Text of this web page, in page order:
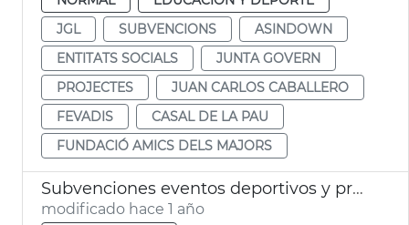
JGL
SUBVENCIONS
ASINDOWN
ENTITATS SOCIALS
JUNTA GOVERN
PROJECTES
JUAN CARLOS CABALLERO
FEVADIS
CASAL DE LA PAU
FUNDACIÓ AMICS DELS MAJORS
Subvenciones eventos deportivos y promoción pilota
modificado hace 1 año